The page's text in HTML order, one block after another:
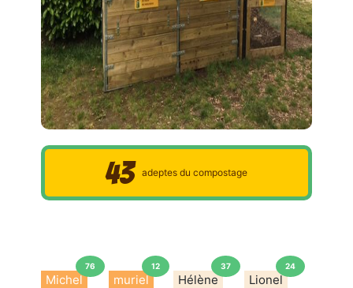
43 adeptes du compostage
Michel
76
muriel
12
Hélène
37
Lionel
24